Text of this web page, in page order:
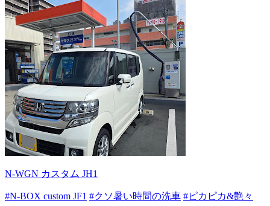
N-WGN カスタム JH1
#N-BOX custom JF1 #クソ暑い時間の洗車 #ピカピカ&艶々